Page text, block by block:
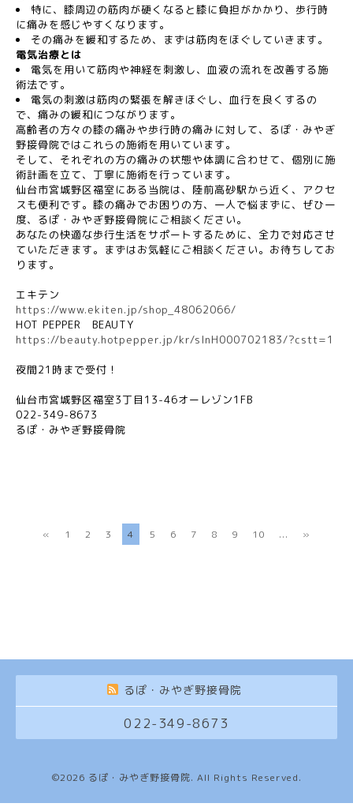
特に、膝周辺の筋肉が硬くなると膝に負担がかかり、歩行時
に痛みを感じやすくなります。
その痛みを緩和するため、まずは筋肉をほぐしていきます。
電気治療とは
電気を用いて筋肉や神経を刺激し、血液の流れを改善する施
術法です。
電気の刺激は筋肉の緊張を解きほぐし、血行を良くするの
で、痛みの緩和につながります。
高齢者の方々の膝の痛みや歩行時の痛みに対して、るぽ・みやぎ
野接骨院ではこれらの施術を用いています。
そして、それぞれの方の痛みの状態や体調に合わせて、個別に施
術計画を立て、丁寧に施術を行っています。
仙台市宮城野区福室にある当院は、陸前高砂駅から近く、アクセ
スも便利です。膝の痛みでお困りの方、一人で悩まずに、ぜひ一
度、るぽ・みやぎ野接骨院にご相談ください。
あなたの快適な歩行生活をサポートするために、全力で対応させ
ていただきます。まずはお気軽にご相談ください。お待ちしてお
ります。
エキテン
https://www.ekiten.jp/shop_48062066/
HOT PEPPER
BEAUTY
https://beauty.hotpepper.jp/kr/slnH000702183/?cstt=1
夜間21 時まで受付！
仙台市宮城野区福室3丁目 13-46オーレゾン1FB
022-349-8673
るぽ・みやぎ野接骨院
« 1 2 3 4 5 6 7 8 9 10 ... »
るぽ・みやぎ野接骨院
022-349-8673
©2026 るぽ・みやぎ野接骨院. All Rights Reserved.